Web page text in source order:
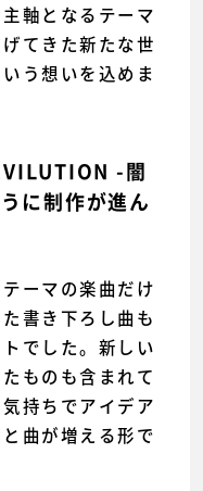
軸となるテーマ
てきた新たな世
う想いを込めま
-闇
に制作が進ん
ーマの楽曲だけ
書き下ろし曲も
でした。新しい
ものも含まれて
持ちでアイデア
曲が増える形で